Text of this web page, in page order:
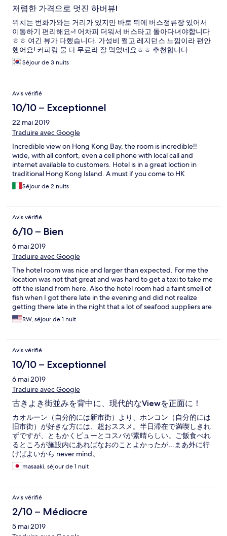
저렴한 가격으로 멋진 하버뷰!
위치는 번화가와는 거리가 있지만 바로 뒤에 버스정류장 있어서
이동하기 편리해요~! 어차피 더워서 버스타고 돌아다녀야합니다
ㅎㅎ 여긴 뷰가 다했습니다. 가성비 쩔고 레지던스 느낌이라 편안
했어요! 커피랑 물 다 무료라 잘 먹었네요ㅎㅎ 추천합니다
Séjour de 3 nuits
Avis vérifié
10/10 – Exceptionnel
22 mai 2019
Traduire avec Google
Incredible view on Hong Kong Bay, the room is incredible!!
wide, with all confort, even a cell phone with local call and
internet available to customers. Hotel is in a great loction in
traditional Hong Kong Island. A must if you come to HK
Séjour de 2 nuits
Avis vérifié
6/10 – Bien
6 mai 2019
Traduire avec Google
The hotel room was nice and larger than expected. For me the
location was not that great and was hard to get a taxi to take me
off the island from here. Also the hotel room had a faint smell of
fish when I got there late in the evening and did not realize
getting there late in the night that a lot of seafood suppliers are
very close by and maybe that smell just overpowers.
RW, séjour de 1 nuit
Avis vérifié
10/10 – Exceptionnel
6 mai 2019
Traduire avec Google
古きよき街並みを背中に、現代的なViewを正面に！
カオルーン（自分的には新市街）より、ホンコン（自分的には
旧市街）が好きな方には、超おススメ。半日滞在で満喫しきれ
ずですが、ともかくビューとコスパが素晴らしい。ご飯食べれ
るところが施設内にあればなおのことよかったが…まあ外に行
けばよいから never mind。
masaaki, séjour de 1 nuit
Avis vérifié
2/10 – Médiocre
5 mai 2019